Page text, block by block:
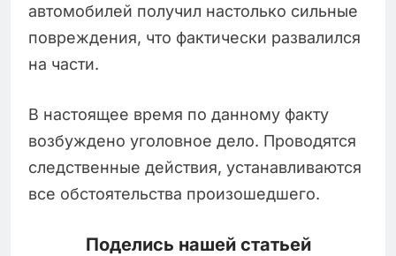
автомобилей получил настолько сильные
повреждения, что фактически развалился
на части.
В настоящее время по данному факту
возбуждено уголовное дело. Проводятся
следственные действия, устанавливаются
все обстоятельства произошедшего.
Поделись нашей статьей